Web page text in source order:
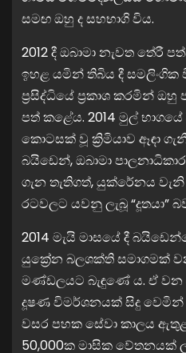
සමඟ ඔහු ද සහභාගි විය.
2012 දී ඔබාමා නැවත තේරී
ඉහළ යමින් තිබිය දී
ප්‍රසිද්ධියේ ප්‍රකාශ කරමින්
පත් කළේය. 2014 මුල්
කොටසක් වූ ක්‍රිමියාව ඈඳා
බයිඩෙන්, ඔබාමා
ගැන තැතිගත්, යුක්රේනය
රටවලට යවනු ලැබූ “දූතයා”
2014 මැයි මාසයේ දී
යුක්‍රේන බලශක්ති සමාගමක්
මණ්ඩලයට බැඳුණේ ය. ඒ
දූෂණ විමර්ශනයක් සිදු
වසර පහක සේවා කාලය
50,000ක මාසික වේතනයක්